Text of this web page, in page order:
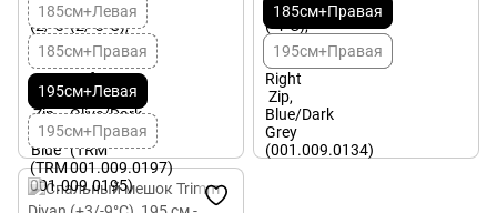
185см+Левая
185см+Правая
195см+Левая
195см+Правая
185см+Правая
195см+Правая